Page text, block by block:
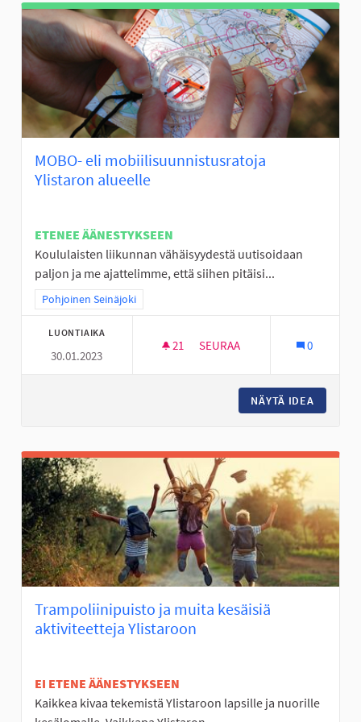
MOBO- eli mobiilisuunnistusratoja
Ylistaron alueelle
ETENEE ÄÄNESTYKSEEN
Koululaisten liikunnan vähäisyydestä uutisoidaan
paljon ja me ajattelimme, että siihen pitäisi...
Rajaa tulokset teeman mukaan: Pohjoinen Seinäjoki
Pohjoinen Seinäjoki
LUONTIAIKA
30.01.2023
21 21 SEURAAJAA
SEURAA 0
NÄYTÄ IDEA
Trampoliinipuisto ja muita kesäisiä
aktiviteetteja Ylistaroon
EI ETENE ÄÄNESTYKSEEN
Kaikkea kivaa tekemistä Ylistaroon lapsille ja nuorille